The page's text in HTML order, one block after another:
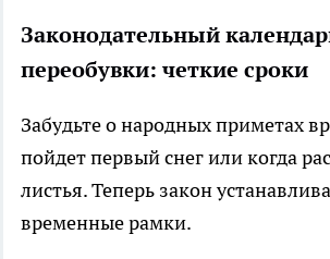
Законодательный
переобувки: четкие сроки
Забудьте о народных приметах
пойдет первый снег или когда
листья. Теперь закон
временные рамки.